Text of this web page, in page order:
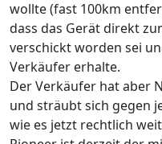
wollte (fast 100km
dass das Gerät direkt
verschickt worden sei
Verkäufer erhalte.
Der Verkäufer hat aber
und sträubt sich gegen
wie es jetzt rechtlich